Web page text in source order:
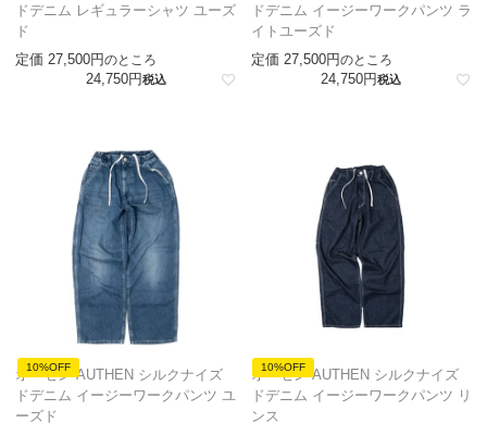
ドデニム レギュラーシャツ ユーズ
ド
定価 27,500 のところ
24,750 税込
ドデニム イージーワークパンツ ラ
イトユーズド
定価 27,500 のところ
24,750 税込
10%OFF
オーセン AUTHEN シルクナイズ
ドデニム イージーワークパンツ ユ
ーズド
10%OFF
オーセン AUTHEN シルクナイズ
ドデニム イージーワークパンツ リ
ンス